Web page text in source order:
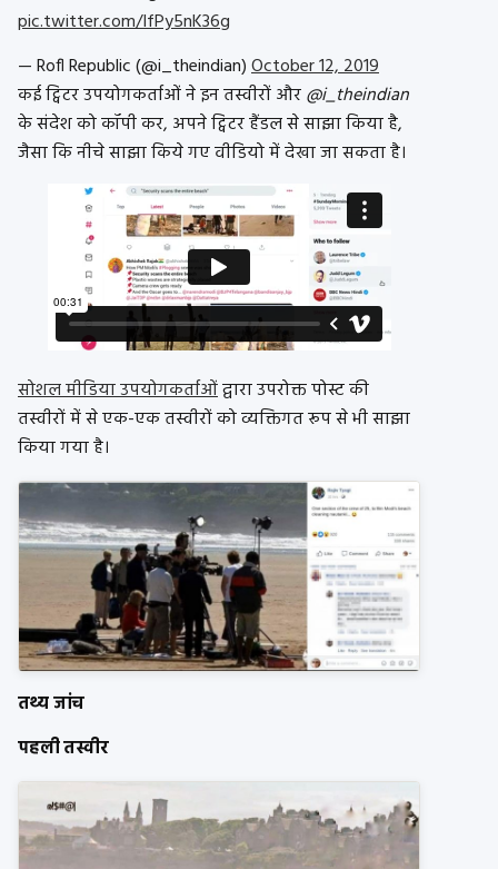
pic.twitter.com/IfPy5nK36g
— Rofl Republic (@i_theindian)October 12, 2019
कई ट्विटर उपयोगकर्ताओं ने इन तस्वीरों और@i_theindian
के संदेश को कॉपी कर, अपने ट्विटर हैंडल से साझा किया है,
जैसा कि नीचे साझा किये गए वीडियो में देखा जा सकता है।
सोशल मीडिया उपयोगकर्ताओंद्वारा उपरोक्त पोस्ट की
तस्वीरों में से एक-एक तस्वीरों को व्यक्तिगत रूप से भी साझा
किया गया है।
तथ्य जांच
पहली तस्वीर